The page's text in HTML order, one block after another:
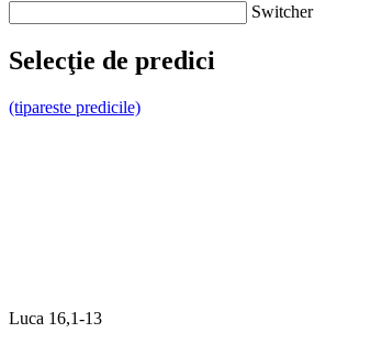
Switcher
Selecţie de predici
(tipareste predicile)
Luca 16,1-13